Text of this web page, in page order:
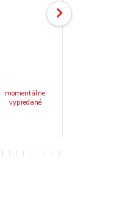
momentálne
vypredané